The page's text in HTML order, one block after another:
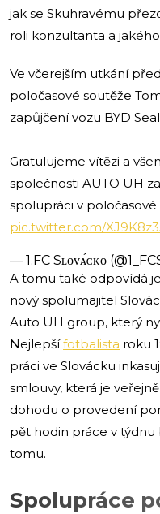
jak se Skuhravému
roli konzultanta a
Ve včerejším utkání
poločasové soutěže
zapůjčení vozu BYD
Gratulujeme vítězi a
společnosti AUTO UH
spolupráci v poločasové
pic.twitter.com/
— 1.FC Sʟᴏᴠᴀ́ᴄᴋᴏ
A tomu také odpovídá
nový spolumajitel
Auto UH group, který
Nejlepšífotbalista roku
práci ve Slovácku
smlouvy, která je
dohodu o provedení
pět hodin práce v
tomu.
Spolupráce